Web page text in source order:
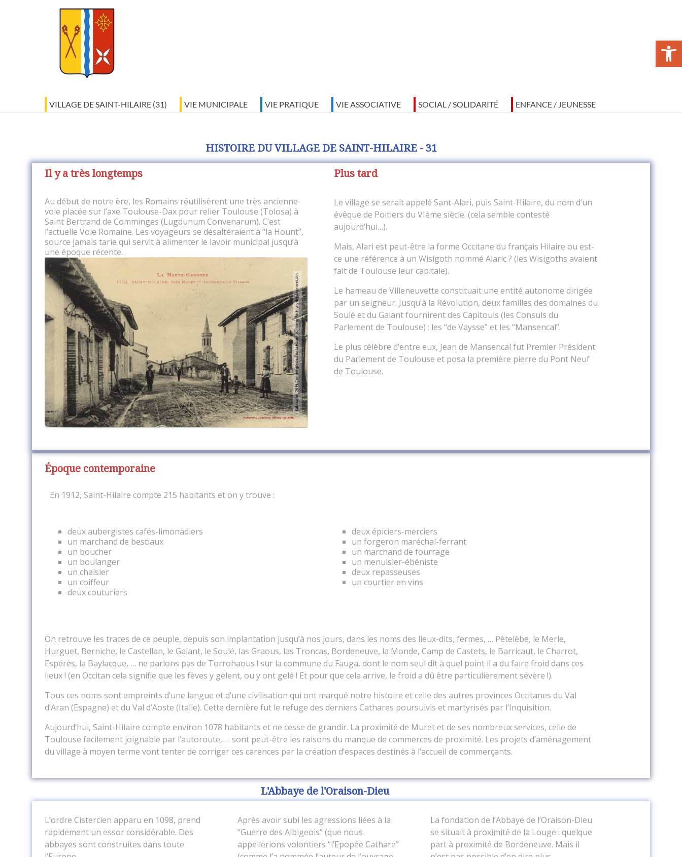
Ouvrir la barre d’outils
VILLAGE DE SAINT-HILAIRE (31) VIE MUNICIPALE VIE PRATIQUE VIE ASSOCIATIVE SOCIAL / SOLIDARITÉ ENFANCE / JEUNESSE
HISTOIRE DU VILLAGE DE SAINT-HILAIRE - 31
Il y a très longtemps
Au début de notre ère, les Romains réutilisèrent une très ancienne
voie placée sur l’axe Toulouse-Dax pour relier Toulouse (Tolosa) à
Saint Bertrand de Comminges (Lugdunum Convenarum). C’est
l’actuelle Voie Romaine. Les voyageurs se désaltéraient à “la Hount”,
source jamais tarie qui servit à alimenter le lavoir municipal jusqu’à
une époque récente.
Plus tard
Le village se serait appelé Sant-Alari, puis Saint-Hilaire, du nom d’un
évêque de Poitiers du VIème siècle. (cela semble contesté
aujourd’hui…).
Mais, Alari est peut-être la forme Occitane du français Hilaire ou est-
ce une référence à un Wisigoth nommé Alaric ? (les Wisigoths avaient
fait de Toulouse leur capitale).
Le hameau de Villeneuvette constituait une entité autonome dirigée
par un seigneur. Jusqu’à la Révolution, deux familles des domaines du
Soulé et du Galant fournirent des Capitouls (les Consuls du
Parlement de Toulouse) : les “de Vaysse” et les “Mansencal”.
Le plus célèbre d’entre eux, Jean de Mansencal fut Premier Président
du Parlement de Toulouse et posa la première pierre du Pont Neuf
de Toulouse.
Époque contemporaine
En 1912, Saint-Hilaire compte 215 habitants et on y trouve :
deux aubergistes cafés-limonadiers
un marchand de bestiaux
un boucher
un boulanger
un chaisier
un coiffeur
deux couturiers
deux épiciers-merciers
un forgeron maréchal-ferrant
un marchand de fourrage
un menuisier-ébéniste
deux repasseuses
un courtier en vins
On retrouve les traces de ce peuple, depuis son implantation jusqu’à nos jours, dans les noms des lieux-dits, fermes, … Pètelèbe, le Merle,
Hurguet, Berniche, le Castellan, le Galant, le Soulé, las Graous, las Troncas, Bordeneuve, la Monde, Camp de Castets, le Barricaut, le Charrot,
Espérès, la Baylacque, … ne parlons pas de Torrohaous ! sur la commune du Fauga, dont le nom seul dit à quel point il a du faire froid dans ces
lieux ! (en Occitan cela signifie que les fèves y gèlent, ou y ont gelé ! Et pour que cela arrive, le froid a dû être particulièrement sévère !).
Tous ces noms sont empreints d’une langue et d’une civilisation qui ont marqué notre histoire et celle des autres provinces Occitanes du Val
d’Aran (Espagne) et du Val d’Aoste (Italie). Cette dernière fut le refuge des derniers Cathares poursuivis et martyrisés par l’Inquisition.
Aujourd’hui, Saint-Hilaire compte environ 1078 habitants et ne cesse de grandir. La proximité de Muret et de ses nombreux services, celle de
Toulouse facilement joignable par l’autoroute, … sont peut-être les raisons du manque de commerces de proximité. Les projets d’aménagement
du village à moyen terme vont tenter de corriger ces carences par la création d’espaces destinés à l’accueil de commerçants.
L'Abbaye de l'Oraison-Dieu
L’ordre Cistercien apparu en 1098, prend
rapidement un essor considérable. Des
abbayes sont construites dans toute
Après avoir subi les agressions liées à la
“Guerre des Albigeois” (que nous
appellerions volontiers “l’Epopée Cathare”
La fondation de l’Abbaye de l’Oraison-Dieu
se situait à proximité de la Louge : quelque
part à proximité de Bordeneuve. Mais il